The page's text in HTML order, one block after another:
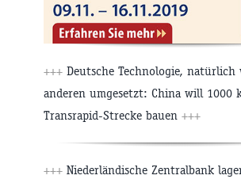
+++ Deutsche Technologie, natürlich
anderen umgesetzt: China will 1000
Transrapid-Strecke bauen +++
+++ Niederländische Zentralbank